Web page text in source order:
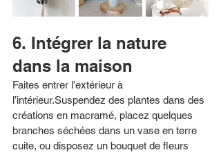
6. Intégrer la nature
dans la maison
Faites entrer l’extérieur à
l’intérieur.Suspendez des plantes dans des
créations en macramé, placez quelques
branches séchées dans un vase en terre
cuite, ou disposez un bouquet de fleurs